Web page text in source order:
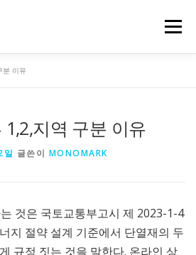
메뉴
분 이유
지역 구분 이유
일 글쓴이 MONOMARK
것은 국토교통부고시 제 2023-1-4
지 절약 설계 기준에서 단열재의 두
규정 짓는 것을 말한다. 온라인 상